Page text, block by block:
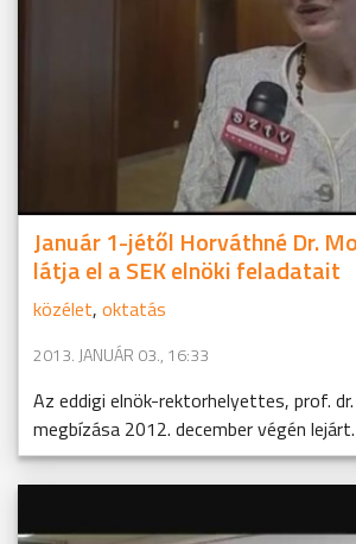
Január 1-jétől Horváthné Dr.
látja el a SEK elnöki feladatait
közélet, oktatás
2013. JANUÁR 03., 16:33
Az eddigi elnök-rektorhelyettes, prof.
megbízása 2012. december végén lejárt.